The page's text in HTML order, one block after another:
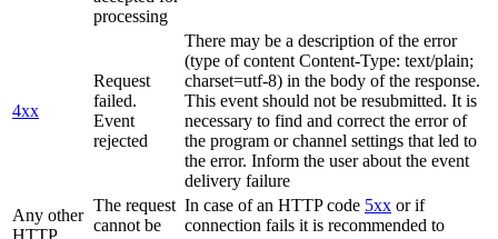
processing
4xx
Request
failed.
Event
rejected
There may be a description of the error
(type of content Content-Type: text/plain;
charset=utf-8) in the body of the response.
This event should not be resubmitted. It is
necessary to find and correct the error of
the program or channel settings that led to
the error. Inform the user about the event
delivery failure
Any other
HTTP
The request
cannot be
In case of an HTTP code 5xx or if
connection fails it is recommended to